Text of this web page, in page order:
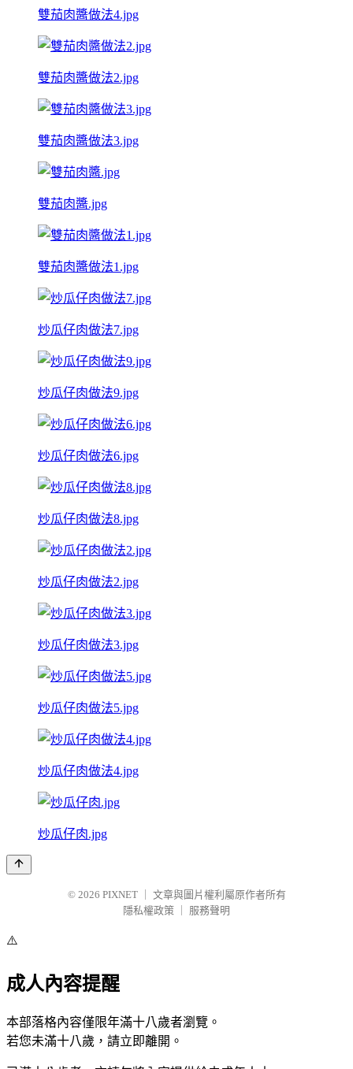
雙茄肉醬做法4.jpg
雙茄肉醬做法2.jpg
雙茄肉醬做法3.jpg
雙茄肉醬.jpg
雙茄肉醬做法1.jpg
炒瓜仔肉做法7.jpg
炒瓜仔肉做法9.jpg
炒瓜仔肉做法6.jpg
炒瓜仔肉做法8.jpg
炒瓜仔肉做法2.jpg
炒瓜仔肉做法3.jpg
炒瓜仔肉做法5.jpg
炒瓜仔肉做法4.jpg
炒瓜仔肉.jpg
© 2026 PIXNET
文章與圖片權利屬原作者所有
隱私權政策
服務聲明
⚠️
成人內容提醒
本部落格內容僅限年滿十八歲者瀏覽。
若您未滿十八歲，請立即離開。